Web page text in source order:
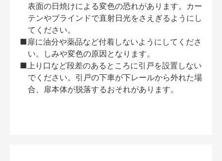
表面の日焼けによる変色の恐れがあります。カー
テンやブラインドで直射日光をさえぎるようにし
てください。
■扉に油分や薬品など付着しないようにしてくださ
い。しみや変色の原因となります。
■上り口など段差のあるところに引戸を設置しない
でください。引戸の下車が下レールから外れた場
合、扉本体が脱落するおそれがあります。